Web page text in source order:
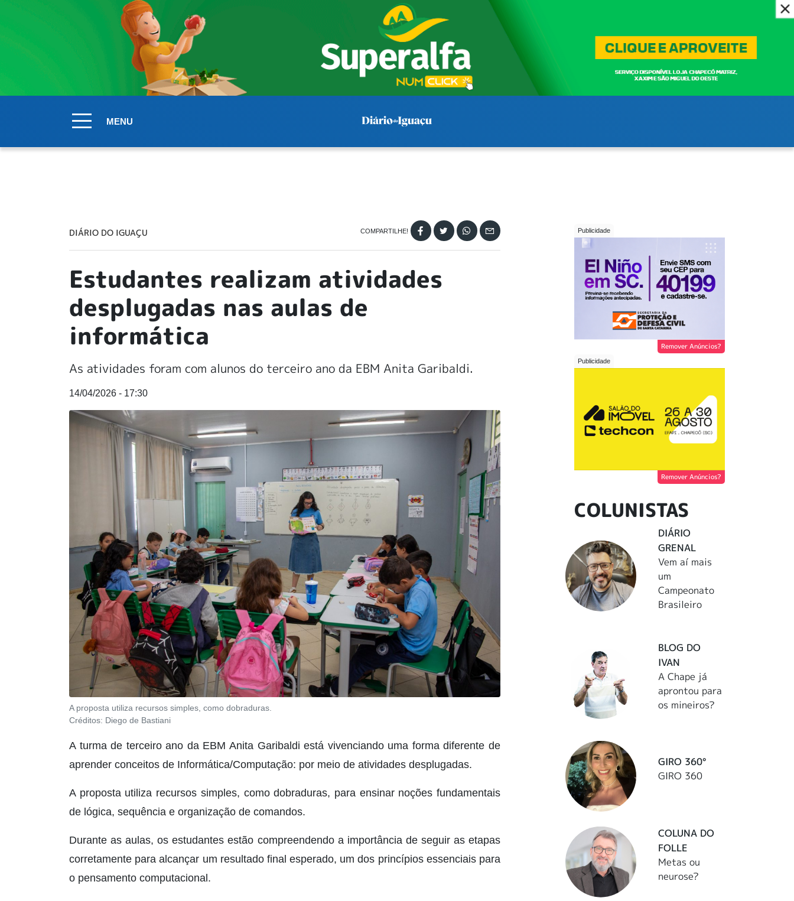
MENU
DIÁRIO DO IGUAÇU
Estudantes realizam atividades
desplugadas nas aulas de
informática
As atividades foram com alunos do terceiro ano da EBM Anita Garibaldi.
14/04/2026 - 17:30
A proposta utiliza recursos simples, como dobraduras.
Créditos: Diego de Bastiani
A turma de terceiro ano da EBM Anita Garibaldi está vivenciando uma forma diferente de
aprender conceitos de Informática/Computação: por meio de atividades desplugadas.
A proposta utiliza recursos simples, como dobraduras, para ensinar noções fundamentais
de lógica, sequência e organização de comandos.
Durante as aulas, os estudantes estão compreendendo a importância de seguir as etapas
corretamente para alcançar um resultado final esperado, um dos princípios essenciais para
o pensamento computacional.
Remover Anúncios?
Remover Anúncios?
COLUNISTAS
DIÁRIO
GRENAL
Vem aí mais
um
Campeonato
Brasileiro
BLOG DO
IVAN
A Chape já
aprontou para
os mineiros?
GIRO 360°
GIRO 360
COLUNA DO
FOLLE
Metas ou
neurose?